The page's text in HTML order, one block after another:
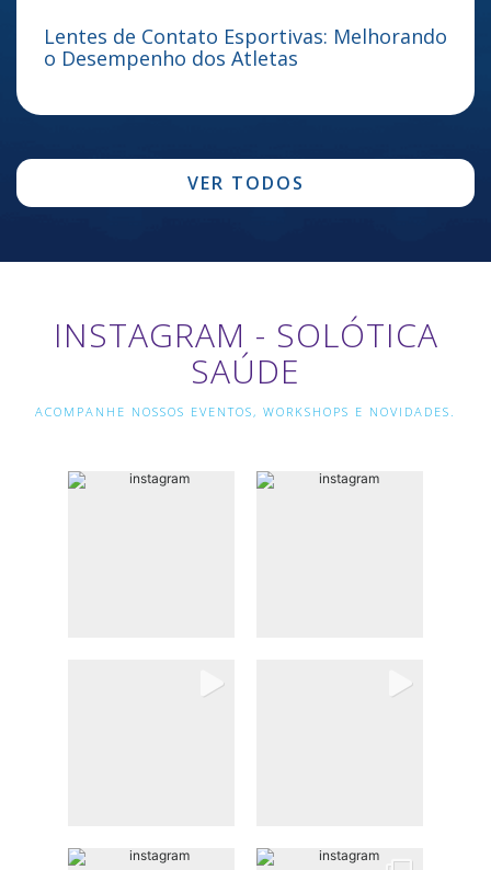
Lentes de Contato Esportivas: Melhorando
o Desempenho dos Atletas
VER TODOS
INSTAGRAM - SOLÓTICA
SAÚDE
ACOMPANHE NOSSOS EVENTOS, WORKSHOPS E NOVIDADES.